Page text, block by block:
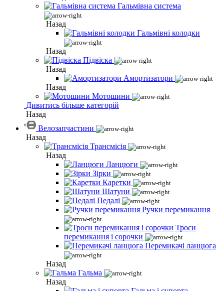
Гальмівна система
Назад
Гальмівні колодки
Назад
Підвіска
Назад
Амортизатори
Назад
Мотошини
Дивитись більше категорій
Назад
Велозапчастини
Назад
Трансмісія
Назад
Ланцюги
Зірки
Каретки
Шатуни
Педалі
Ручки перемикання
Троси
перемикання і сорочки
Перемикачі ланцюга
Назад
Гальма
Назад